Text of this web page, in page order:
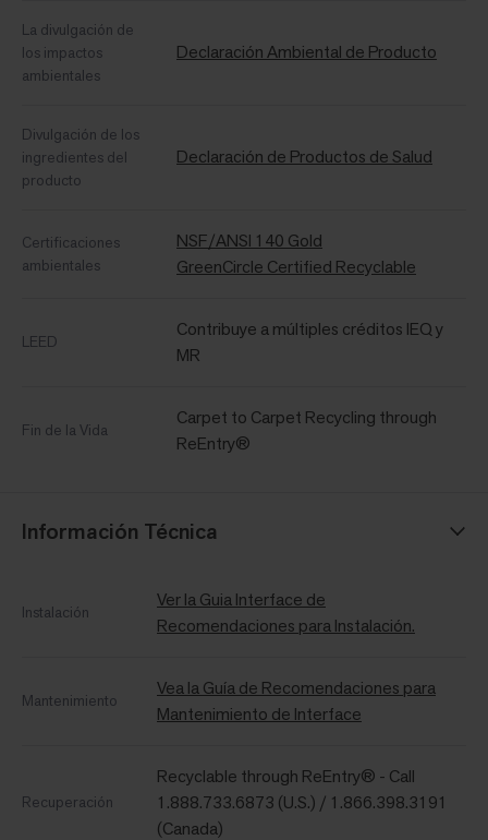
La divulgación de
los impactos
ambientales
Declaración Ambiental de Producto
Divulgación de los
ingredientes del
producto
Declaración de Productos de Salud
Certificaciones
ambientales
NSF/ANSI 140 Gold
GreenCircle Certified Recyclable
LEED
Contribuye a múltiples créditos IEQ y
MR
Fin de la Vida
Carpet to Carpet Recycling through
ReEntry®
Información Técnica
Instalación
Ver la Guia Interface de
Recomendaciones para Instalación.
Mantenimiento
Vea la Guía de Recomendaciones para
Mantenimiento de Interface
Recuperación
Recyclable through ReEntry® - Call
1.888.733.6873 (U.S.) / 1.866.398.3191
(Canada)